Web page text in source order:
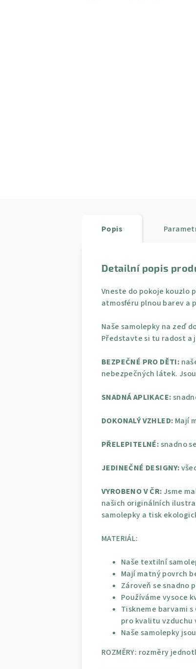
Popis
Detailní popis
Vneste do pokoje kouzlo
atmosféru plnou barev a
Naše samolepky na zeď
Představte si tu radost a
BEZPEČNÉ PRO DĚTI:
nebezpečných látek.
SNADNÁ APLIKACE:
DOKONALÝ VZHLED: Mají
PŘELEPITELNÉ:snadno
JEDINEČNÉ DESIGNY:
VYROBENO V ČR:Jsme
našich originálních
samolepky a tisk
MATERIÁL:
Naše textilní
Mají matný povrch
Zároveň se snadno
Používáme vysoce
Tiskneme barvami
pro kvalitu vzduchu
Naše samolepky
ROZMĚRY: rozměry